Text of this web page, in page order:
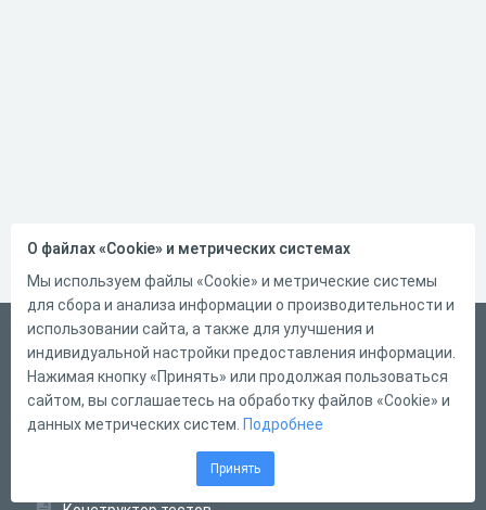
Русский
Справка
Форма обратной связи
О файлах «Cookie» и метрических системах
Мы используем файлы «Cookie» и метрические системы
для сбора и анализа информации о производительности и
использовании сайта, а также для улучшения и
индивидуальной настройки предоставления информации.
Нажимая кнопку «Принять» или продолжая пользоваться
сайтом, вы соглашаетесь на обработку файлов «Cookie» и
данных метрических систем. Подробнее
Принять